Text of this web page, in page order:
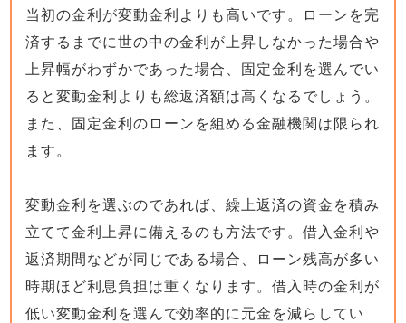
当初の金利が変動金利よりも高いです。ローンを完
済するまでに世の中の金利が上昇しなかった場合や
上昇幅がわずかであった場合、固定金利を選んでい
ると変動金利よりも総返済額は高くなるでしょう。
また、固定金利のローンを組める金融機関は限られ
ます。
変動金利を選ぶのであれば、繰上返済の資金を積み
立てて金利上昇に備えるのも方法です。借入金利や
返済期間などが同じである場合、ローン残高が多い
時期ほど利息負担は重くなります。借入時の金利が
低い変動金利を選んで効率的に元金を減らしてい